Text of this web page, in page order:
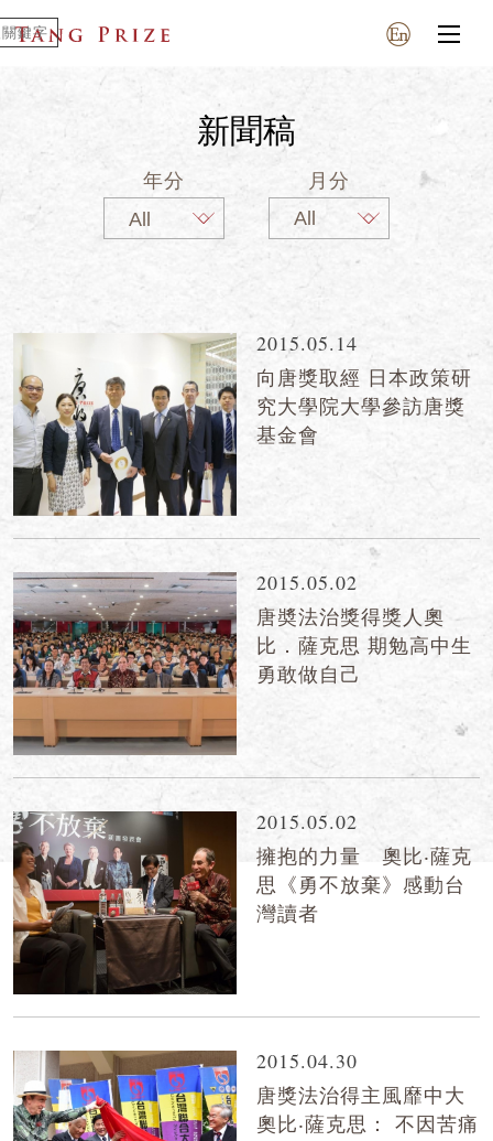
新聞稿
年分 月分
2015.05.14
向唐獎取經 日本政策研
究大學院大學參訪唐獎
基金會
2015.05.02
唐奬法治獎得獎人奧
比．薩克思 期勉高中生
勇敢做自己
2015.05.02
擁抱的力量 奧比‧薩克
思《勇不放棄》感動台
灣讀者
2015.04.30
唐獎法治得主風靡中大
奧比‧薩克思： 不因苦痛